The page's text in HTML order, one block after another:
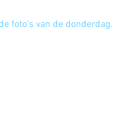
foto’s van de donderdag.